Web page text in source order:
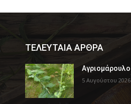
ΤΕΛΕΥΤΑΙΑ ΑΡΘΡΑ
Αγριομάρουλο
5 Αυγούστου 2026